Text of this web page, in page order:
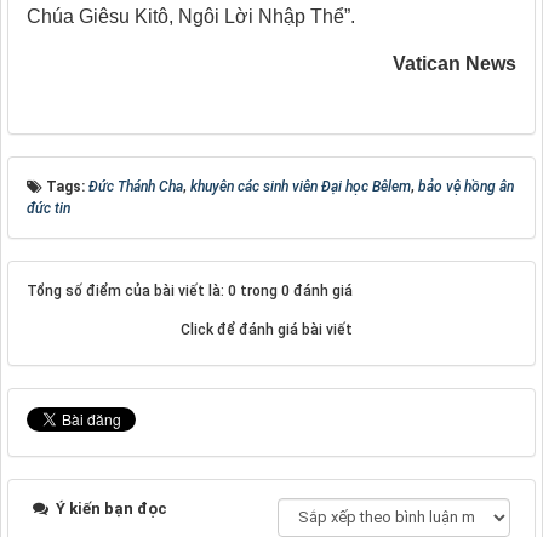
Chúa Giêsu Kitô, Ngôi Lời Nhập Thể”.
Vatican News
Tags: Đức Thánh Cha, khuyên các sinh viên Đại học Bêlem, bảo vệ hồng ân
đức tin
Tổng số điểm của bài viết là: 0 trong 0 đánh giá
Click để đánh giá bài viết
Ý kiến bạn đọc